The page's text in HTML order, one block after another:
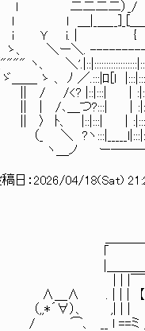
_/
| {
ﾛ[l
────‐
稿日： 2026/04/18(Sat)
】 【】|
| | 【】 |
＿